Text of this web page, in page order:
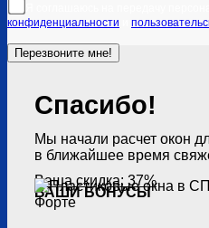
конфиденциальности
Спасибо!
Мы начали расчет окон
в ближайшее время
Ваша скидка: 37%
ВАШИ БОНУСЫ